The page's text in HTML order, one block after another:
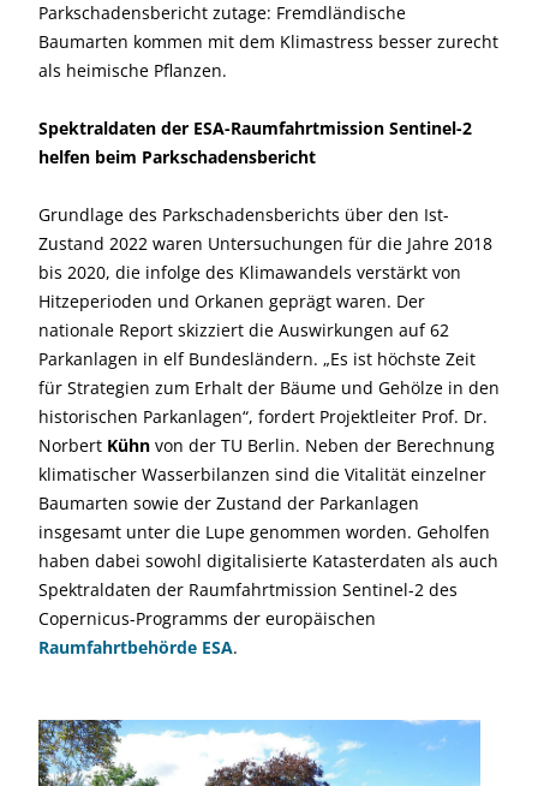
Parkschadensbericht zutage: Fremdländische
Baumarten kommen mit dem Klimastress besser zurecht
als heimische Pflanzen.
Spektraldaten der ESA-Raumfahrtmission Sentinel-2
helfen beim Parkschadensbericht
Grundlage des Parkschadensberichts über den Ist-
Zustand 2022 waren Untersuchungen für die Jahre 2018
bis 2020, die infolge des Klimawandels verstärkt von
Hitzeperioden und Orkanen geprägt waren. Der
nationale Report skizziert die Auswirkungen auf 62
Parkanlagen in elf Bundesländern. „Es ist höchste Zeit
für Strategien zum Erhalt der Bäume und Gehölze in den
historischen Parkanlagen“, fordert Projektleiter Prof. Dr.
Norbert Kühn von der TU Berlin. Neben der Berechnung
klimatischer Wasserbilanzen sind die Vitalität einzelner
Baumarten sowie der Zustand der Parkanlagen
insgesamt unter die Lupe genommen worden. Geholfen
haben dabei sowohl digitalisierte Katasterdaten als auch
Spektraldaten der Raumfahrtmission Sentinel-2 des
Copernicus-Programms der europäischen
Raumfahrtbehörde ESA.